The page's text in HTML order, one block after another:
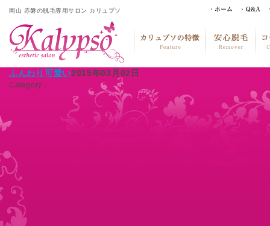
岡山 赤磐の脱毛専用サロン カリュプソ
ふんわり可愛い2015年03月02日
Category：